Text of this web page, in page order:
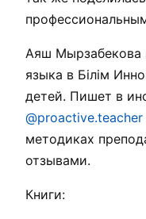
Аяш Мырзабекова
языка в Бiлiм
детей. Пишет в
@proactive.teacher
методиках
отзывами.
Книги: